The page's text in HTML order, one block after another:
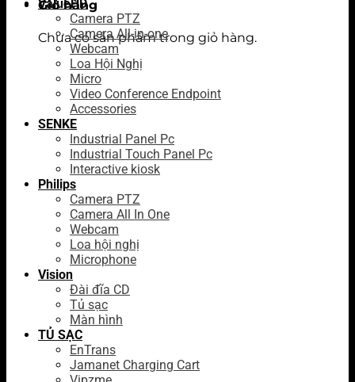
Giỏ hàng
Chưa có sản phẩm trong giỏ hàng.
ValueHD
Camera PTZ
Camera All-in-one
Webcam
Loa Hội Nghị
Micro
Video Conference Endpoint
Accessories
SENKE
Industrial Panel Pc
Industrial Touch Panel Pc
Interactive kiosk
Philips
Camera PTZ
Camera All In One
Webcam
Loa hội nghị
Microphone
Vision
Đài đĩa CD
Tủ sạc
Màn hình
TỦ SẠC
EnTrans
Jamanet Charging Cart